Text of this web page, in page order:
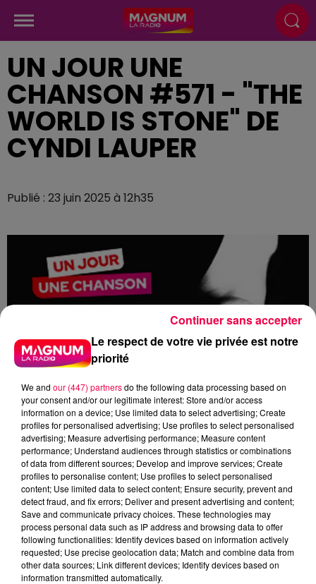
UN JOUR UNE
CHANSON #571 - "THE
WORLD IS STONE" DE
CYNDI LAUPER
Publié : 23 juin 2025 à 12h35
podcasts/2025/06/UJUC-14.mp3
Le respect de votre vie privée est notre
priorité
We and our (447) partnersdo the following data processing based on
your consent and/or our legitimate interest: Store and/or access
information on a device; Use limited data to select advertising; Create
profiles for personalised advertising; Use profiles to select personalised
advertising; Measure advertising performance; Measure content
performance; Understand audiences through statistics or combinations
of data from different sources; Develop and improve services; Create
profiles to personalise content; Use profiles to select personalised
content; Use limited data to select content; Ensure security, prevent and
detect fraud, and fix errors; Deliver and present advertising and content;
Save and communicate privacy choices. These technologies may
process personal data such as IP address and browsing data to offer
following functionalities: Identify devices based on information actively
requested; Use precise geolocation data; Match and combine data from
other data sources; Link different devices; Identify devices based on
information transmitted automatically.
Continuer sans accepter